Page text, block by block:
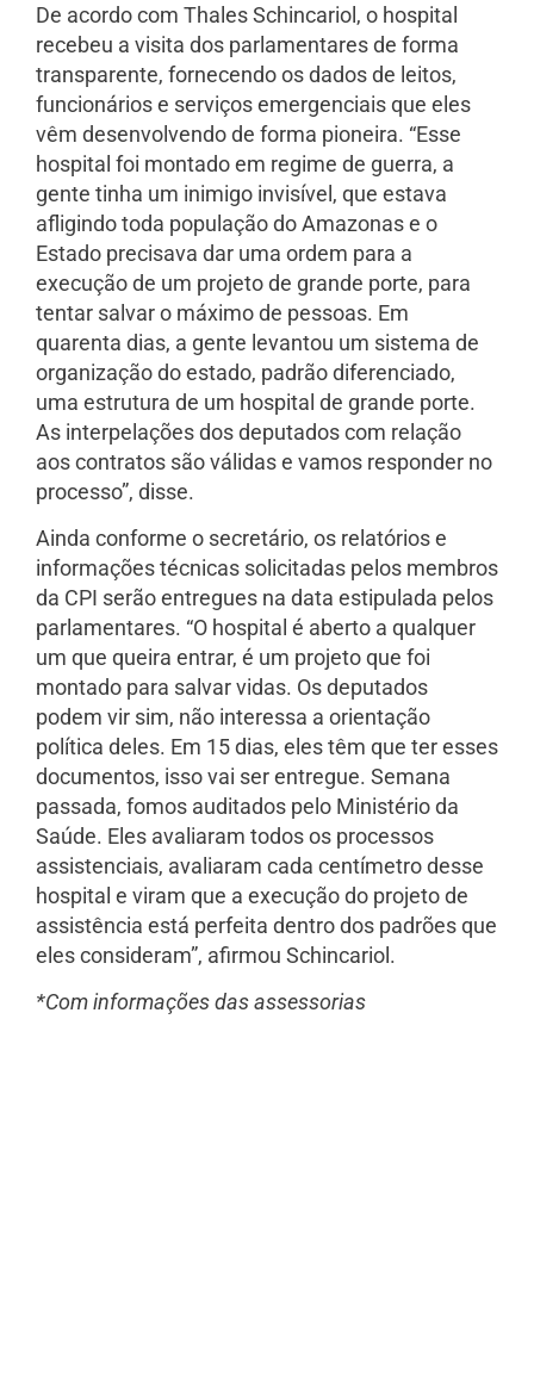
De acordo com Thales Schincariol, o hospital
recebeu a visita dos parlamentares de forma
transparente, fornecendo os dados de leitos,
funcionários e serviços emergenciais que eles
vêm desenvolvendo de forma pioneira. “Esse
hospital foi montado em regime de guerra, a
gente tinha um inimigo invisível, que estava
afligindo toda população do Amazonas e o
Estado precisava dar uma ordem para a
execução de um projeto de grande porte, para
tentar salvar o máximo de pessoas. Em
quarenta dias, a gente levantou um sistema de
organização do estado, padrão diferenciado,
uma estrutura de um hospital de grande porte.
As interpelações dos deputados com relação
aos contratos são válidas e vamos responder no
processo”, disse.
Ainda conforme o secretário, os relatórios e
informações técnicas solicitadas pelos membros
da CPI serão entregues na data estipulada pelos
parlamentares. “O hospital é aberto a qualquer
um que queira entrar, é um projeto que foi
montado para salvar vidas. Os deputados
podem vir sim, não interessa a orientação
política deles. Em 15 dias, eles têm que ter esses
documentos, isso vai ser entregue. Semana
passada, fomos auditados pelo Ministério da
Saúde. Eles avaliaram todos os processos
assistenciais, avaliaram cada centímetro desse
hospital e viram que a execução do projeto de
assistência está perfeita dentro dos padrões que
eles consideram”, afirmou Schincariol.
*Com informações das assessorias